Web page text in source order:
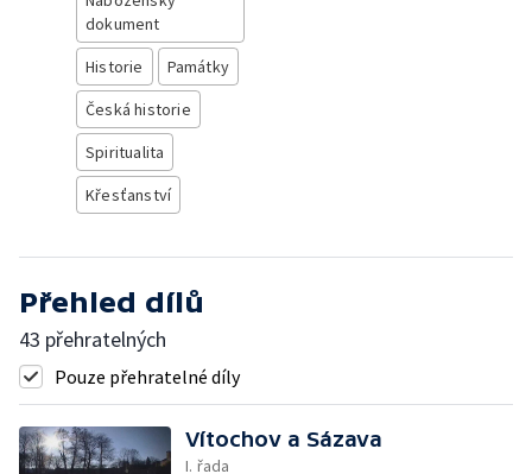
dokument
Historie
Památky
Česká historie
Spiritualita
Křesťanství
Přehled dílů
43 přehratelných
Pouze přehratelné díly
Vítochov a Sázava
I. řada